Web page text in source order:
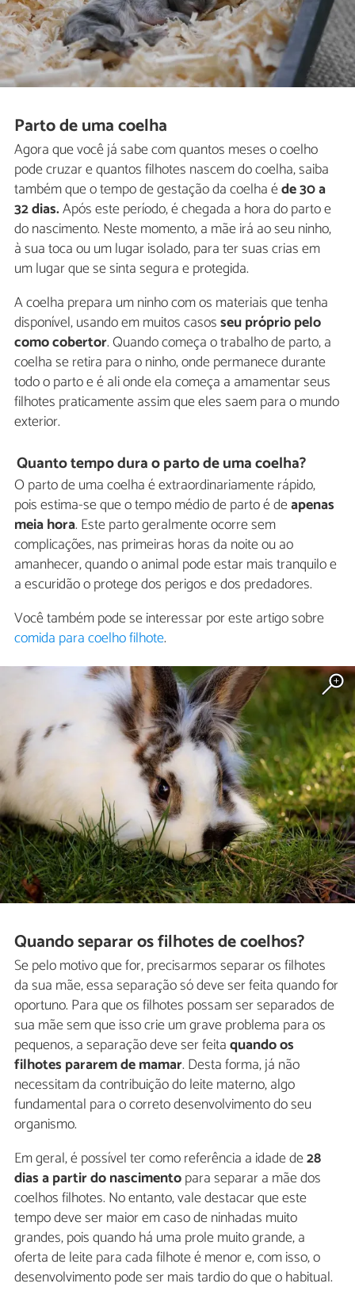
Parto de uma coelha
Agora que você já sabe com quantos meses o coelho
pode cruzar e quantos filhotes nascem do coelha, saiba
também que o tempo de gestação da coelha éde 30 a
32 dias.Após este período, é chegada a hora do parto e
do nascimento. Neste momento, a mãe irá ao seu ninho,
à sua toca ou um lugar isolado, para ter suas crias em
um lugar que se sinta segura e protegida.
A coelha prepara um ninho com os materiais que tenha
disponível, usando em muitos casosseu próprio pelo
como cobertor. Quando começa o trabalho de parto, a
coelha se retira para o ninho, onde permanece durante
todo o parto e é ali onde ela começa a amamentar seus
filhotes praticamente assim que eles saem para o mundo
exterior.
Quanto tempo dura o parto de uma coelha?
O parto de uma coelha é extraordinariamente rápido,
pois estima-se que o tempo médio de parto é deapenas
meia hora. Este parto geralmente ocorre sem
complicações, nas primeiras horas da noite ou ao
amanhecer, quando o animal pode estar mais tranquilo e
a escuridão o protege dos perigos e dos predadores.
Você também pode se interessar por este artigo sobre
comida para coelho filhote.
Quando separar os filhotes de coelhos?
Se pelo motivo que for, precisarmos separar os filhotes
da sua mãe, essa separação só deve ser feita quando for
oportuno. Para que os filhotes possam ser separados de
sua mãe sem que isso crie um grave problema para os
pequenos, a separação deve ser feitaquando os
filhotes pararem de mamar. Desta forma, já não
necessitam da contribuição do leite materno, algo
fundamental para o correto desenvolvimento do seu
organismo.
Em geral, é possível ter como referência a idade de28
dias a partir do nascimentopara separar a mãe dos
coelhos filhotes. No entanto, vale destacar que este
tempo deve ser maior em caso de ninhadas muito
grandes, pois quando há uma prole muito grande, a
oferta de leite para cada filhote é menor e, com isso, o
desenvolvimento pode ser mais tardio do que o habitual.